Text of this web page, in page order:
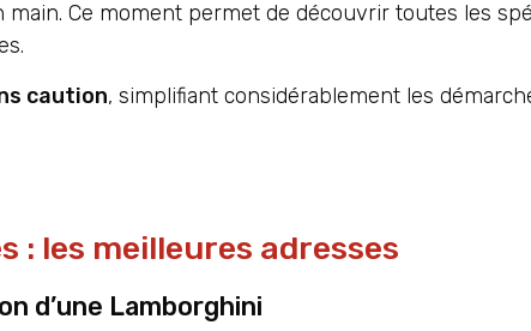
Ce moment permet de découvrir toutes les
caution, simplifiant considérablement les
: les meilleures adresses
d’une Lamborghini